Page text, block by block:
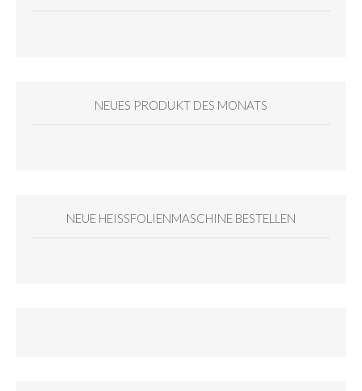
NEUES PRODUKT DES MONATS
NEUE HEISSFOLIENMASCHINE BESTELLEN